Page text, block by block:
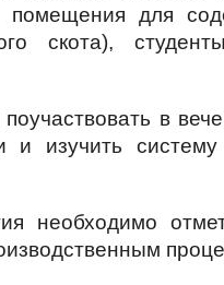
помещения для
скота),
в
и изучить
необходимо